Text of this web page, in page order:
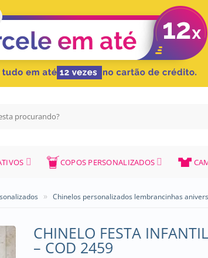
COPOS PERSONALIZADOS
» Chinelos personalizados lembrancinhas
CHINELO FESTA
– COD 2459